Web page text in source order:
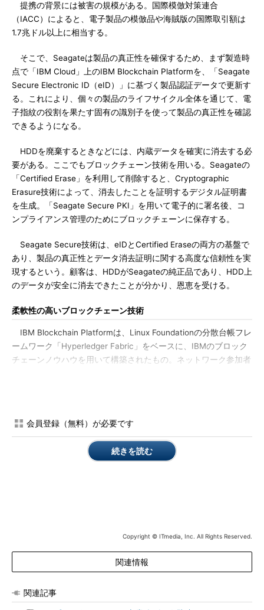
提携の背景には被害の規模がある。国際模倣対策連合
（IACC）によると、電子製品の模倣品や海賊版の国際取引額は
1.7兆ドル以上に相当する。
そこで、Seagateは製品の真正性を確保するため、まず製造時
点で「IBM Cloud」上のIBM Blockchain Platformを、「Seagate
Secure Electronic ID（eID）」に基づく製品認証データで更新す
る。これにより、個々の製品のライフサイクル全体を通じて、電
子指紋の役割を果たす固有の識別子を使って製品の真正性を確認
できるようになる。
HDDを廃棄するときなどには、内蔵データを確実に消去する必
要がある。ここでもブロックチェーン技術を用いる。Seagateの
「Certified Erase」を利用して削除すると、Cryptographic
Erasure技術によって、消去したことを証明するデジタル証明書
を生成。「Seagate Secure PKI」を用いて電子的に署名後、コ
ンプライアンス管理のためにブロックチェーンに保存する。
Seagate Secure技術は、eIDとCertified Eraseの両方の基盤で
あり、製品の真正性とデータ消去証明に関する高度な信頼性を実
現するという。顧客は、HDDがSeagateの純正品であり、HDD上
のデータが安全に消去できたことが分かり、恩恵を受ける。
柔軟性の高いブロックチェーン技術
IBM Blockchain Platformは、Linux Foundationの分散台帳フレ
ームワーク「Hyperledger Fabric」をベースに、IBMのブロック
チェーンノウハウを用いて構築されたもの。ネットワーク参加者
ビスプロバイダー、エンドユーザーが、ブロックチェーンで製品
の真正性をIDの形で確認できる。これによってデータ損失、不正
な製品、保証コストが減少し、顧客への製品保証が向上する。
会員登録（無料）が必要です
続きを読む
Copyright © ITmedia, Inc. All Rights Reserved.
関連情報
関連記事